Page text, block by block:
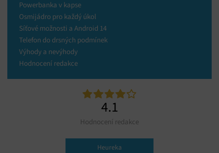
Powerbanka v kapse
Osmijádro pro každý úkol
Síťové možnosti a Android 14
Telefon do drsných podmínek
Výhody a nevýhody
Hodnocení redakce
4.1
Hodnocení redakce
Heureka